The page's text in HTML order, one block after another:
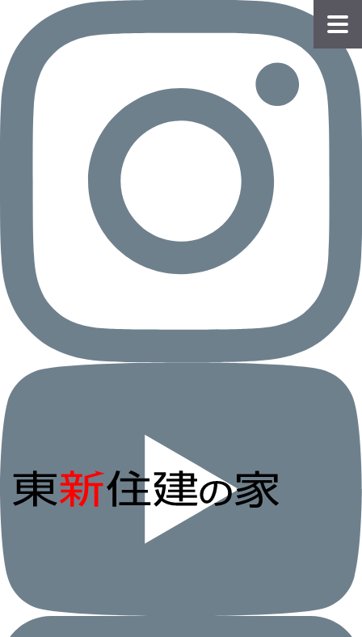
会員
登録